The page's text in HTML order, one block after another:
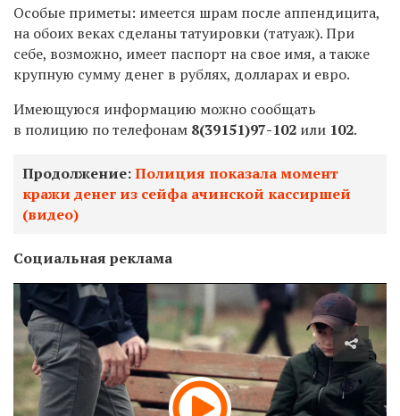
Особые приметы: имеется шрам после аппендицита,
на обоих веках сделаны татуировки (татуаж). При
себе, возможно, имеет паспорт на свое имя, а также
крупную сумму денег в рублях, долларах и евро.
Имеющуюся информацию можно сообщать
в полицию по телефонам 8(39151)97-102 или 102.
Продолжение:Полиция показала момент
кражи денег из сейфа ачинской кассиршей
(видео)
Социальная реклама